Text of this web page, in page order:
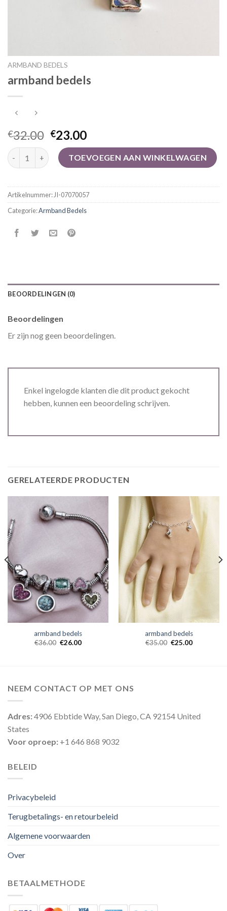
ARMBAND BEDELS
armband bedels
€32.00 €23.00
armband bedels aantalTOEVOEGEN AAN WINKELWAGEN
Artikelnummer:JI-07070057
Categorie:Armband Bedels
BEOORDELINGEN (0)
Beoordelingen
Er zijn nog geen beoordelingen.
Enkel ingelogde klanten die dit product gekocht
hebben, kunnen een beoordeling schrijven.
GERELATEERDE PRODUCTEN
armband bedels
€36.00 €26.00
armband bedels
€35.00 €25.00
NEEM CONTACT OP MET ONS
Adres:4906 Ebbtide Way, San Diego, CA 92154 United
States
Voor oproep: +1 646 868 9032
BELEID
Privacybeleid
Terugbetalings- en retourbeleid
Algemene voorwaarden
Over
BETAALMETHODE